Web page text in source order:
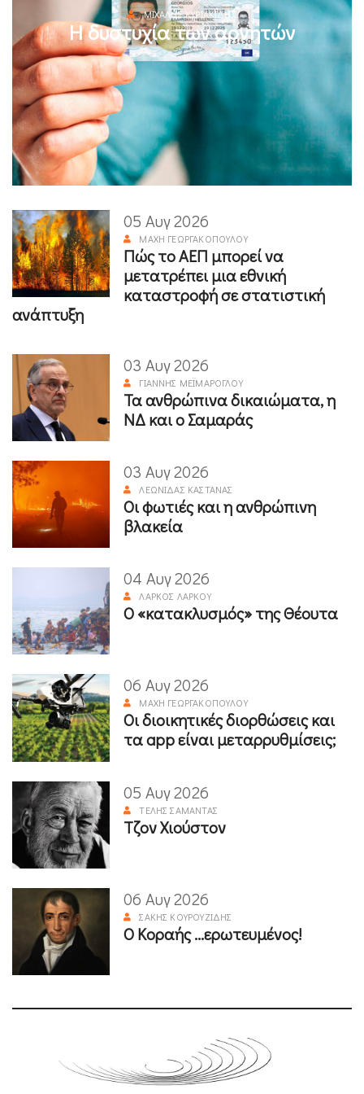
ΜΙΧΆΛΗΣ ΚΥΡΙΑΚΊΔΗΣ
Η δυστυχία των αρνητών
05 Αυγ 2026
ΜΆΧΗ ΓΕΩΡΓΑΚΟΠΟΎΛΟΥ
Πώς το ΑΕΠ μπορεί να
μετατρέπει μια εθνική
καταστροφή σε στατιστική
ανάπτυξη
03 Αυγ 2026
ΓΙΆΝΝΗΣ ΜΕΪΜΆΡΟΓΛΟΥ
Τα ανθρώπινα δικαιώματα, η
ΝΔ και ο Σαμαράς
03 Αυγ 2026
ΛΕΩΝΊΔΑΣ ΚΑΣΤΑΝΆΣ
Οι φωτιές και η ανθρώπινη
βλακεία
04 Αυγ 2026
ΛΆΡΚΟΣ ΛΆΡΚΟΥ
Ο «κατακλυσμός» της Θέουτα
06 Αυγ 2026
ΜΆΧΗ ΓΕΩΡΓΑΚΟΠΟΎΛΟΥ
Οι διοικητικές διορθώσεις και
τα app είναι μεταρρυθμίσεις;
05 Αυγ 2026
ΤΈΛΗΣ ΣΑΜΑΝΤΆΣ
Τζον Χιούστον
06 Αυγ 2026
ΣΆΚΗΣ ΚΟΥΡΟΥΖΊΔΗΣ
Ο Κοραής ...ερωτευμένος!